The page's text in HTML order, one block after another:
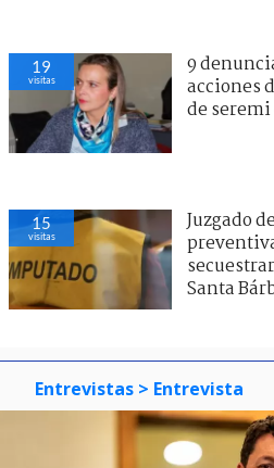
19
visitas
9
acciones
de seremi
15
visitas
Juzgado
Santa
Entrevistas > Entrevista